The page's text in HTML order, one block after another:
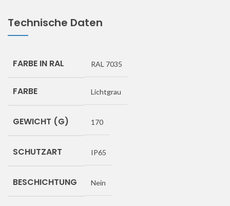
Technische Daten
FARBE IN RAL RAL 7035
FARBE Lichtgrau
GEWICHT (G) 170
SCHUTZART IP65
BESCHICHTUNG Nein